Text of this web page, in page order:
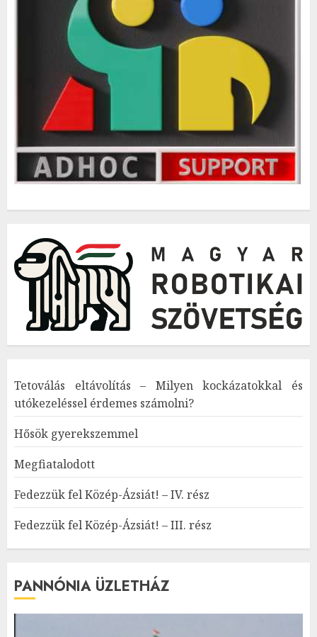
Tetoválás eltávolítás – Milyen kockázatokkal és
utókezeléssel érdemes számolni?
Hősök gyerekszemmel
Megfiatalodott
Fedezzük fel Közép-Ázsiát! – IV. rész
Fedezzük fel Közép-Ázsiát! – III. rész
PANNÓNIA ÜZLETHÁZ